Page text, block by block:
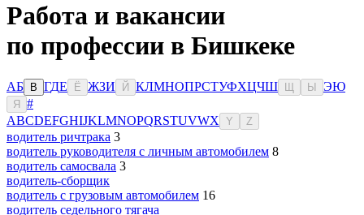
Работа и вакансии
по профессии в Бишкеке
АБ В ГДЕ Ё ЖЗИ Й КЛМНОПРСТУФХЦЧШ Ы ЭЮ
Я
#
ABCDEFGHIJKLMNOPQRSTUVWX Y Z
водитель ричтрака 3
водитель руководителя с личным автомобилем 8
водитель самосвала 3
водитель-сборщик
водитель с грузовым автомобилем 16
водитель седельного тягача